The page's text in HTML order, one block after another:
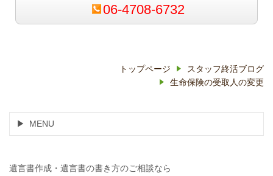
06-4708-6732
トップページ
スタッフ終活ブログ
生命保険の受取人の変更
MENU
遺言書作成・遺言書の書き方のご相談なら